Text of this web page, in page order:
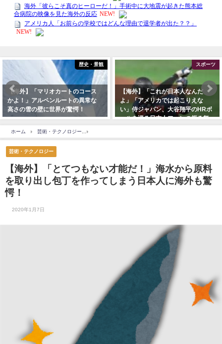
歴史・景観
【海外】「マリオカートのコース
かよ！」アルペンルートの異常な
高さの雪の壁に世界が驚愕！
スポーツ
【海外】「これが日本人なんだ
よ」「アメリカでは起こりえな
い」侍ジャパン、大谷翔平のHRボ
ールを巡る日本人ファンの振る舞
いを海外称賛！
ホーム 芸術・テクノロジー
芸術・テクノロジー
【海外】「とてつもない才能だ！」海水から原料
を取り出し包丁を作ってしまう日本人に海外も驚
愕！
2020年1月7日